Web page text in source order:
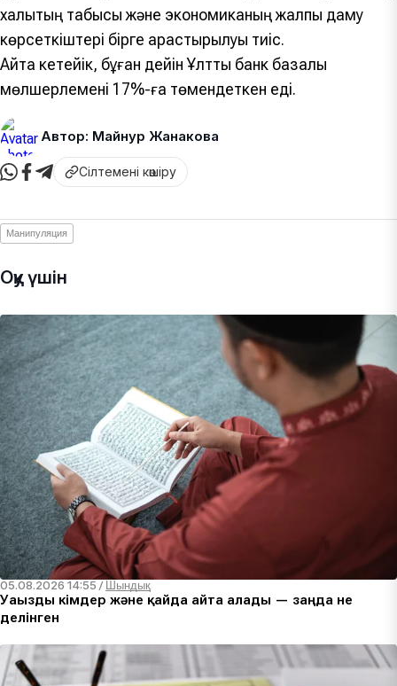
халықтың табысы және экономиканың жалпы даму
көрсеткіштері бірге қарастырылуы тиіс.
Айта кетейік, бұған дейін Ұлттық банк базалық
мөлшерлемені 17%-ға төмендеткен еді.
Автор: Майнур Жанакова
Сілтемені көшіру
Манипуляция
Оқу үшін
05.08.2026 14:55 / Шындық
Уағызды кімдер және қайда айта алады — заңда не
делінген